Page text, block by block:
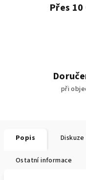
Přes
při
Popis Diskuze
Ostatní informace